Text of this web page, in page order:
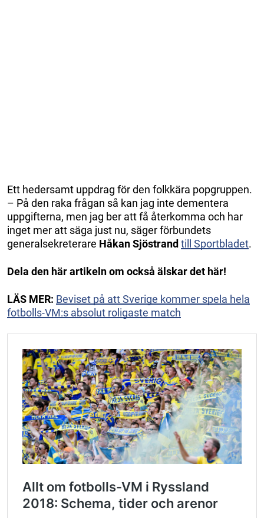
Ett hedersamt uppdrag för den folkkära popgruppen.
– På den raka frågan så kan jag inte dementera
uppgifterna, men jag ber att få återkomma och har
inget mer att säga just nu, säger förbundets
generalsekreterare Håkan Sjöstrand till Sportbladet.
Dela den här artikeln om också älskar det här!
LÄS MER: Beviset på att Sverige kommer spela hela
fotbolls-VM:s absolut roligaste match